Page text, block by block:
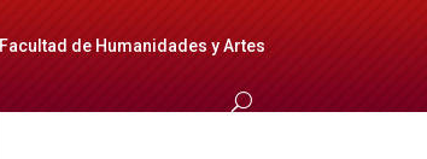
Facultad de Humanidades y Artes